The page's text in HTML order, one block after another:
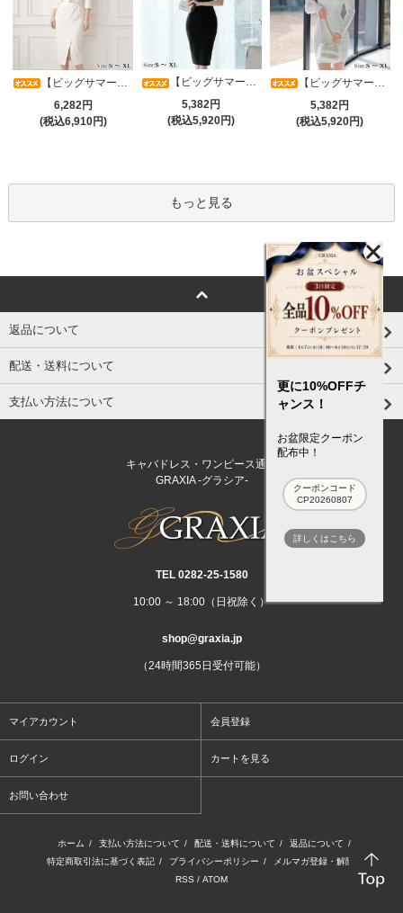
【ビッグサマーセール対象品】アシメカシュクール7分袖ワンピース(キャバドレス・CABARETDRESS)
6,282円
(税込6,910円)
【ビッグサマーセール対象品】光沢シアースリーブが軽やかなカシュクールVネックドレープミディドレス(キャバドレス・CABARETDRESS)
5,382円
(税込5,920円)
【ビッグサマーセール対象品】ラグジュアリーオーナメントレースパフスリーブワンピース(キャバドレス・CABARETDRESS)
5,382円
(税込5,920円)
もっと見る
返品について
配送・送料について
支払い方法について
キャバドレス・ワンピース通販
GRAXIA -グラシア-
TEL 0282‐25‐1580
10:00 ～ 18:00（日祝除く）
shop@graxia.jp
（24時間365日受付可能）
マイアカウント 会員登録
ログイン カートを見る
お問い合わせ
ホーム / 支払い方法について / 配送・送料について / 返品について /
特定商取引法に基づく表記 / プライバシーポリシー / メルマガ登録・解除
RSS / ATOM
更に10%OFFチ
ャンス！
お盆限定クーポン
配布中！
クーポンコード
CP20260807
詳しくはこちら